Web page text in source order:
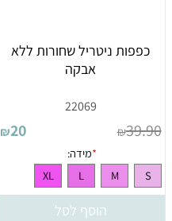
כפפות ניטריל שחורות ללא
אבקה
22069
₪39.90
₪20
הוסף לסל